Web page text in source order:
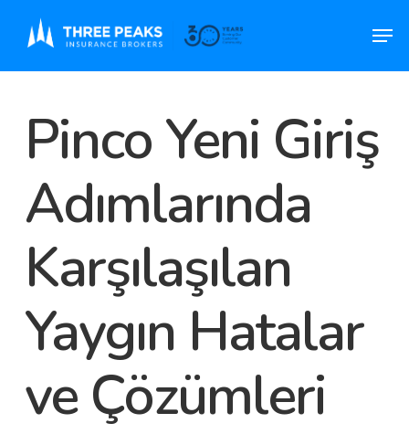
content
Pinco Yeni Giriş
Adımlarında
Karşılaşılan
Yaygın Hatalar
ve Çözümleri